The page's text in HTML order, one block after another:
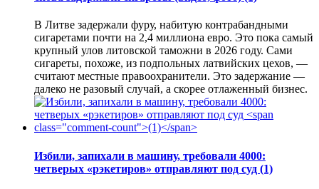
В Литве задержали фуру, набитую контрабандными
сигаретами почти на 2,4 миллиона евро. Это пока самый
крупный улов литовской таможни в 2026 году. Сами
сигареты, похоже, из подпольных латвийских цехов, —
считают местные правоохранители. Это задержание —
далеко не разовый случай, а скорее отлаженный бизнес.
Избили, запихали в машину, требовали 4000:
четверых «рэкетиров» отправляют под суд (1)